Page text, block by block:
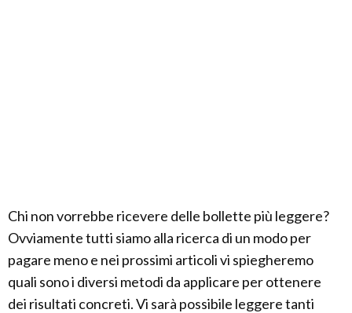
Chi non vorrebbe ricevere delle bollette più leggere?
Ovviamente tutti siamo alla ricerca di un modo per
pagare meno e nei prossimi articoli vi spiegheremo
quali sono i diversi metodi da applicare per ottenere
dei risultati concreti. Vi sarà possibile leggere tanti